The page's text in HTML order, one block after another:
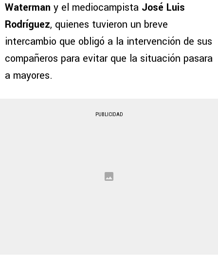
Waterman y el mediocampista José Luis
Rodríguez, quienes tuvieron un breve
intercambio que obligó a la intervención de sus
compañeros para evitar que la situación pasara
a mayores.
PUBLICIDAD